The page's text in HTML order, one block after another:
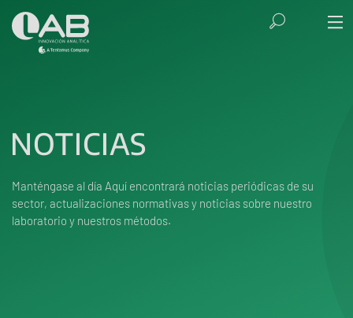
NOTICIAS
Manténgase al día Aquí encontrará noticias periódicas de su
sector, actualizaciones normativas y noticias sobre nuestro
laboratorio y nuestros métodos.